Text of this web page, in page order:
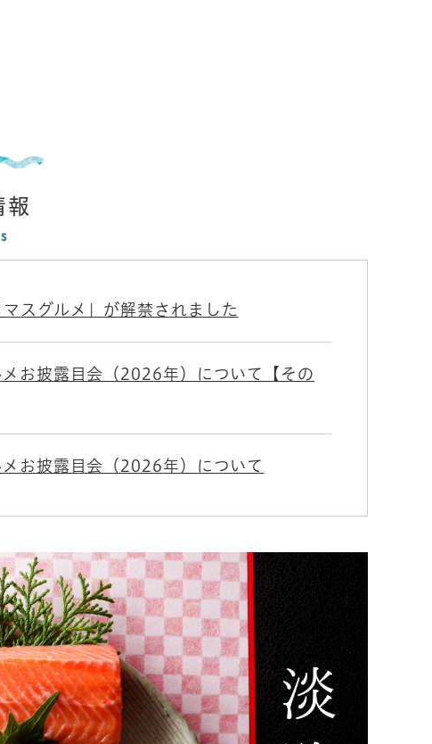
報
スグルメ」が解禁されました
お披露目会（2026年）について【その
お披露目会（2026年）について